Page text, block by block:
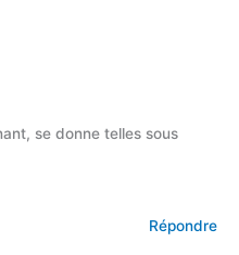
se donne telles sous
Répondre